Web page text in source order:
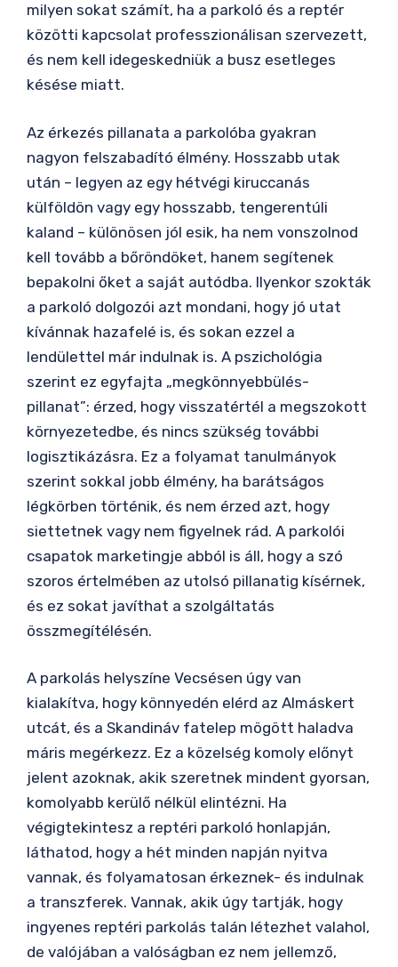
milyen sokat számít, ha a parkoló és a reptér
közötti kapcsolat professzionálisan szervezett,
és nem kell idegeskedniük a busz esetleges
késése miatt.
Az érkezés pillanata a parkolóba gyakran
nagyon felszabadító élmény. Hosszabb utak
után – legyen az egy hétvégi kiruccanás
külföldön vagy egy hosszabb, tengerentúli
kaland – különösen jól esik, ha nem vonszolnod
kell tovább a bőröndöket, hanem segítenek
bepakolni őket a saját autódba. Ilyenkor szokták
a parkoló dolgozói azt mondani, hogy jó utat
kívánnak hazafelé is, és sokan ezzel a
lendülettel már indulnak is. A pszichológia
szerint ez egyfajta „megkönnyebbülés-
pillanat”: érzed, hogy visszatértél a megszokott
környezetedbe, és nincs szükség további
logisztikázásra. Ez a folyamat tanulmányok
szerint sokkal jobb élmény, ha barátságos
légkörben történik, és nem érzed azt, hogy
siettetnek vagy nem figyelnek rád. A parkolói
csapatok marketingje abból is áll, hogy a szó
szoros értelmében az utolsó pillanatig kísérnek,
és ez sokat javíthat a szolgáltatás
összmegítélésén.
A parkolás helyszíne Vecsésen úgy van
kialakítva, hogy könnyedén elérd az Almáskert
utcát, és a Skandináv fatelep mögött haladva
máris megérkezz. Ez a közelség komoly előnyt
jelent azoknak, akik szeretnek mindent gyorsan,
komolyabb kerülő nélkül elintézni. Ha
végigtekintesz a reptéri parkoló honlapján,
láthatod, hogy a hét minden napján nyitva
vannak, és folyamatosan érkeznek- és indulnak
a transzferek. Vannak, akik úgy tartják, hogy
ingyenes reptéri parkolás talán létezhet valahol,
de valójában a valóságban ez nem jellemző,